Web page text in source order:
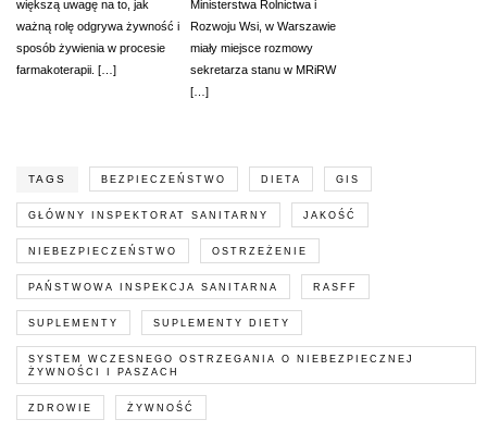
większą uwagę na to, jak
ważną rolę odgrywa żywność i
sposób żywienia w procesie
farmakoterapii. […]
Ministerstwa Rolnictwa i
Rozwoju Wsi, w Warszawie
miały miejsce rozmowy
sekretarza stanu w MRiRW
[…]
TAGS BEZPIECZEŃSTWO DIETA GIS
GŁÓWNY INSPEKTORAT SANITARNY JAKOŚĆ
NIEBEZPIECZEŃSTWO OSTRZEŻENIE
PAŃSTWOWA INSPEKCJA SANITARNA RASFF
SUPLEMENTY SUPLEMENTY DIETY
SYSTEM WCZESNEGO OSTRZEGANIA O NIEBEZPIECZNEJ
ŻYWNOŚCI I PASZACH
ZDROWIE ŻYWNOŚĆ